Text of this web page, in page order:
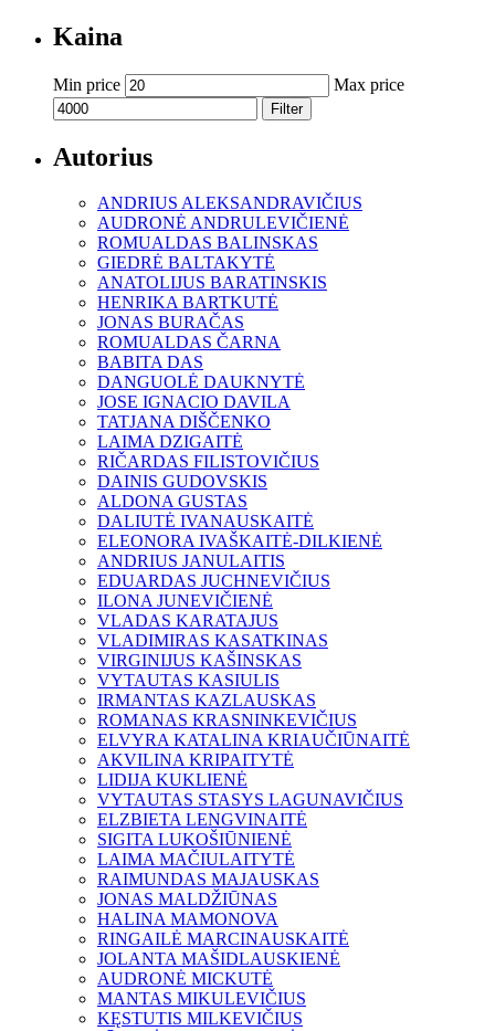
Kaina
Min price Max price
Filter
Autorius
ANDRIUS ALEKSANDRAVIČIUS
AUDRONĖ ANDRULEVIČIENĖ
ROMUALDAS BALINSKAS
GIEDRĖ BALTAKYTĖ
ANATOLIJUS BARATINSKIS
HENRIKA BARTKUTĖ
JONAS BURAČAS
ROMUALDAS ČARNA
BABITA DAS
DANGUOLĖ DAUKNYTĖ
JOSE IGNACIO DAVILA
TATJANA DIŠČENKO
LAIMA DZIGAITĖ
RIČARDAS FILISTOVIČIUS
DAINIS GUDOVSKIS
ALDONA GUSTAS
DALIUTĖ IVANAUSKAITĖ
ELEONORA IVAŠKAITĖ-DILKIENĖ
ANDRIUS JANULAITIS
EDUARDAS JUCHNEVIČIUS
ILONA JUNEVIČIENĖ
VLADAS KARATAJUS
VLADIMIRAS KASATKINAS
VIRGINIJUS KAŠINSKAS
VYTAUTAS KASIULIS
IRMANTAS KAZLAUSKAS
ROMANAS KRASNINKEVIČIUS
ELVYRA KATALINA KRIAUČIŪNAITĖ
AKVILINA KRIPAITYTĖ
LIDIJA KUKLIENĖ
VYTAUTAS STASYS LAGUNAVIČIUS
ELZBIETA LENGVINAITĖ
SIGITA LUKOŠIŪNIENĖ
LAIMA MAČIULAITYTĖ
RAIMUNDAS MAJAUSKAS
JONAS MALDŽIŪNAS
HALINA MAMONOVA
RINGAILĖ MARCINAUSKAITĖ
JOLANTA MAŠIDLAUSKIENĖ
AUDRONĖ MICKUTĖ
MANTAS MIKULEVIČIUS
KĘSTUTIS MILKEVIČIUS